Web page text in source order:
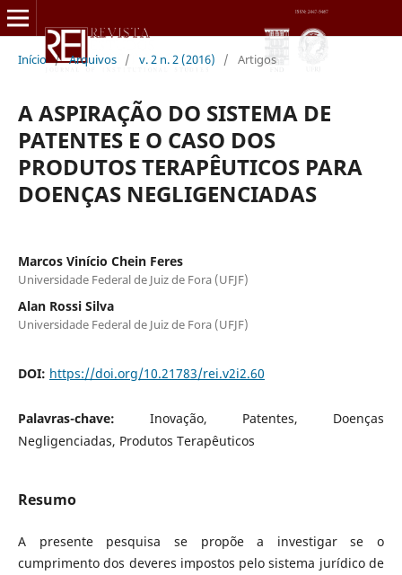
Início / Arquivos / v. 2 n. 2 (2016) / Artigos
A ASPIRAÇÃO DO SISTEMA DE
PATENTES E O CASO DOS
PRODUTOS TERAPÊUTICOS PARA
DOENÇAS NEGLIGENCIADAS
Marcos Vinício Chein Feres
Universidade Federal de Juiz de Fora (UFJF)
Alan Rossi Silva
Universidade Federal de Juiz de Fora (UFJF)
DOI: https://doi.org/10.21783/rei.v2i2.60
Palavras-chave: Inovação, Patentes, Doenças
Negligenciadas, Produtos Terapêuticos
Resumo
A presente pesquisa se propõe a investigar se o
cumprimento dos deveres impostos pelo sistema jurídico de